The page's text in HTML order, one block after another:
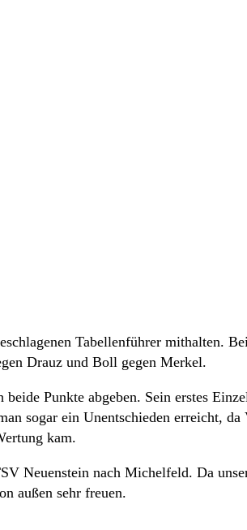
Tabellenführer mithalten.
Drauz und Boll gegen Merkel.
Punkte abgeben. Sein erstes
sogar ein Unentschieden erreicht,
kam.
Neuenstein nach Michelfeld. Da
außen sehr freuen.